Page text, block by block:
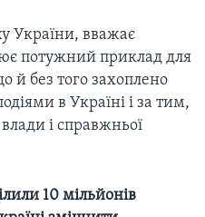
України, вважає
потужний приклад для
й без того захоплено
в Україні і за тим,
і справжньої
10 мільйонів